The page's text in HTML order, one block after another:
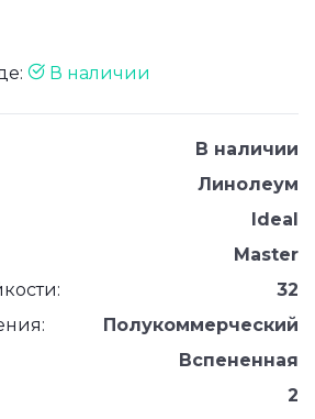
В наличии
В наличии
Линолеум
Ideal
Master
32
Полукоммерческий
Вспененная
2